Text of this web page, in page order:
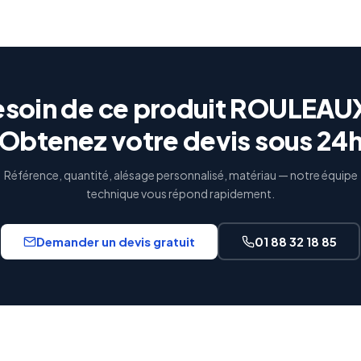
de ce produit
votre devis sous
Référence, quantité, alésage personnalisé, matériau — notre équipe
technique vous répond rapidement.
Demander un devis gratuit 01 88 32 18 85